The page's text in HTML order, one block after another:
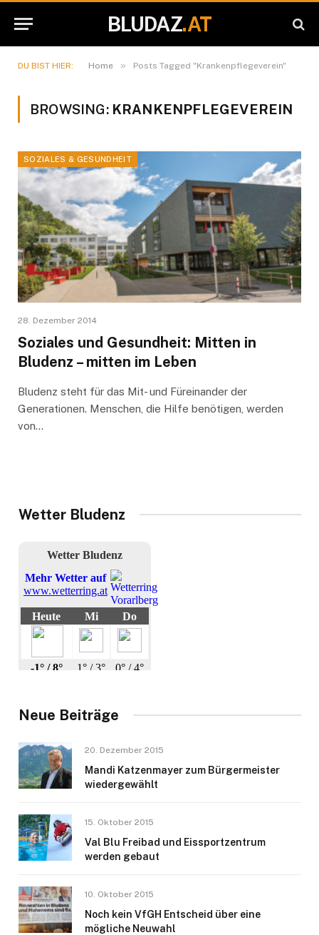
BLUDAZ.AT
DU BIST HIER: Home » Posts Tagged "Krankenpflegeverein"
BROWSING: KRANKENPFLEGEVEREIN
SOZIALES & GESUNDHEIT
28. Dezember 2014
Soziales und Gesundheit: Mitten in
Bludenz – mitten im Leben
Bludenz steht für das Mit- und Füreinander der
Generationen. Menschen, die Hilfe benötigen, werden
von…
Wetter Bludenz
Neue Beiträge
20. Dezember 2015
Mandi Katzenmayer zum Bürgermeister
wiedergewählt
15. Oktober 2015
Val Blu Freibad und Eissportzentrum
werden gebaut
10. Oktober 2015
Noch kein VfGH Entscheid über eine
mögliche Neuwahl